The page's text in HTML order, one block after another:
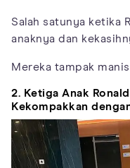
Salah satunya ketika
anaknya dan
Mereka tampak
2. Ketiga Anak
Kekompakkan